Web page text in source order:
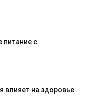
питание с
влияет на здоровье